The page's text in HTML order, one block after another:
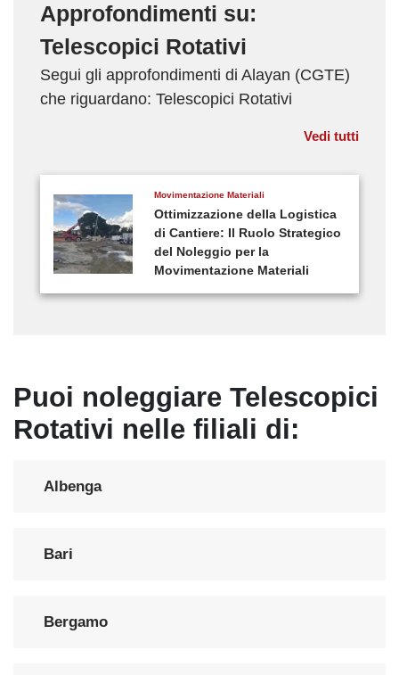
Approfondimenti su:
Telescopici Rotativi
Vedi tutti
Segui gli approfondimenti di Alayan (CGTE)
che riguardano: Telescopici Rotativi
Movimentazione Materiali
Ottimizzazione della Logistica
di Cantiere: Il Ruolo Strategico
del Noleggio per la
Movimentazione Materiali
Puoi noleggiare Telescopici
Rotativi nelle filiali di:
Albenga
Bari
Bergamo